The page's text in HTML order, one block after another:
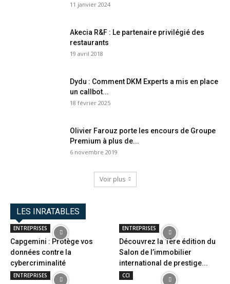
11 janvier 2024
Akecia R&F : Le partenaire privilégié des
restaurants
19 avril 2018
Dydu : Comment DKM Experts a mis en place
un callbot...
18 février 2025
Olivier Farouz porte les encours de Groupe
Premium à plus de...
6 novembre 2019
Voir plus
LES INRATABLES
ENTREPRISES
Capgemini : Protège vos
données contre la
cybercriminalité
ENTREPRISES
Découvrez la 1ère édition du
Salon de l’immobilier
international de prestige...
ENTREPRISES CCI